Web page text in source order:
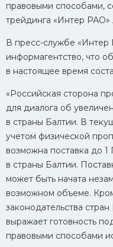
правовыми способами,
трейдинга «Интер
В пресс-службе «Интер
информагентство, что
в настоящее время
«Российская сторона
для диалога об
в страны Балтии. В
учетом физической
возможна поставка до 1
в страны Балтии.
может быть начата
возможном объеме.
законодательства
выражает готовность
правовыми способами